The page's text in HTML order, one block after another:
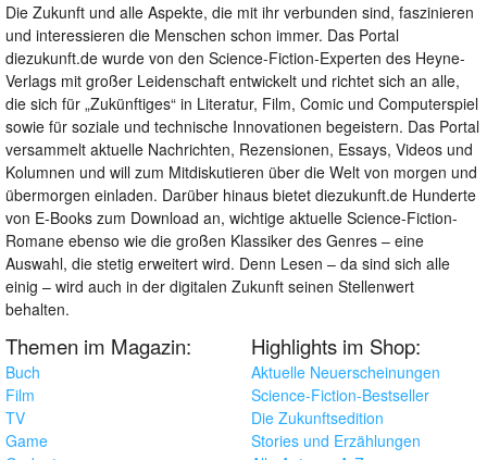
Die Zukunft und alle Aspekte, die mit ihr verbunden sind, faszinieren
und interessieren die Menschen schon immer. Das Portal
diezukunft.de wurde von den Science-Fiction-Experten des Heyne-
Verlags mit großer Leidenschaft entwickelt und richtet sich an alle,
die sich für „Zukünftiges“ in Literatur, Film, Comic und Computerspiel
sowie für soziale und technische Innovationen begeistern. Das Portal
versammelt aktuelle Nachrichten, Rezensionen, Essays, Videos und
Kolumnen und will zum Mitdiskutieren über die Welt von morgen und
übermorgen einladen. Darüber hinaus bietet diezukunft.de Hunderte
von E-Books zum Download an, wichtige aktuelle Science-Fiction-
Romane ebenso wie die großen Klassiker des Genres – eine
Auswahl, die stetig erweitert wird. Denn Lesen – da sind sich alle
einig – wird auch in der digitalen Zukunft seinen Stellenwert
behalten.
Themen im Magazin:
Buch
Film
TV
Game
Highlights im Shop:
Aktuelle Neuerscheinungen
Science-Fiction-Bestseller
Die Zukunftsedition
Stories und Erzählungen